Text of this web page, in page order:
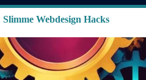
Slimme Webdesign Hacks